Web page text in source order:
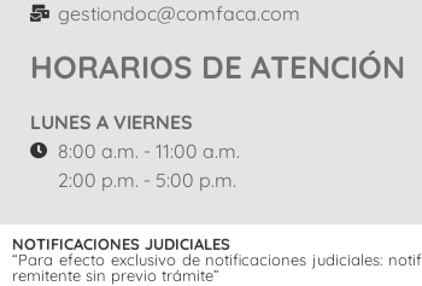
gestiondoc@comfaca.com
HORARIOS DE ATENCIÓN
LUNES A VIERNES
8:00 a.m. - 11:00 a.m.
2:00 p.m. - 5:00 p.m.
NOTIFICACIONES JUDICIALES
“Para efecto exclusivo de notificaciones judiciales:
remitente sin previo trámite”